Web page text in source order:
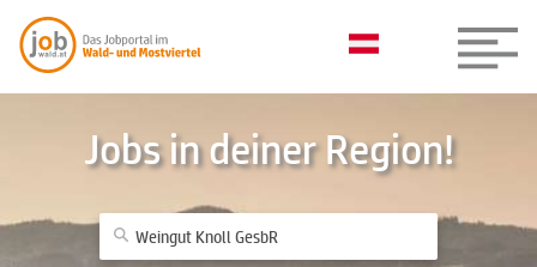
Jobs in deiner Region!